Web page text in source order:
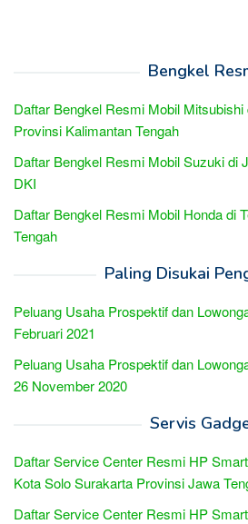
Bengkel
Daftar Bengkel Resmi Mobil Mitsubishi
Provinsi Kalimantan Tengah
Daftar Bengkel Resmi Mobil Suzuki di
DKI
Daftar Bengkel Resmi Mobil Honda di
Tengah
Paling Disukai
Peluang Usaha Prospektif dan
Februari 2021
Peluang Usaha Prospektif dan
26 November 2020
Servis
Daftar Service Center Resmi HP
Kota Solo Surakarta Provinsi Jawa
Daftar Service Center Resmi HP